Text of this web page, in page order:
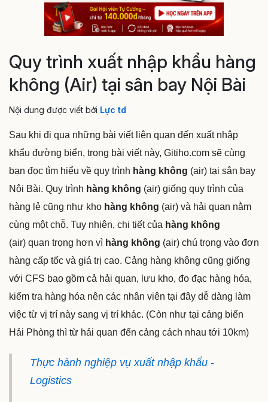
Quy trình xuất nhập khẩu hàng
không (Air) tại sân bay Nội Bài
Nội dung được viết bởi Lực td
Sau khi đi qua những bài viết liên quan đến xuất nhập
khẩu đường biển, trong bài viết này, Gitiho.com sẽ cùng
bạn đọc tìm hiểu về quy trình hàng không (air) tại sân bay
Nội Bài. Quy trình hàng không (air) giống quy trình của
hàng lẻ cũng như kho hàng không (air) và hải quan nằm
cùng một chỗ. Tuy nhiên, chi tiết của hàng không
(air) quan trọng hơn vì hàng không (air) chú trọng vào đơn
hàng cấp tốc và giá trị cao. Cảng hàng không cũng giống
với CFS bao gồm cả hải quan, lưu kho, đo đạc hàng hóa,
kiểm tra hàng hóa nên các nhân viên tại đây dễ dàng làm
việc từ vị trí này sang vị trí khác. (Còn như tại cảng biển
Hải Phòng thì từ hải quan đến cảng cách nhau tới 10km)
Thực hành nghiệp vụ xuất nhập khẩu -
Logistics